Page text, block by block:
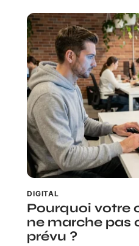
DIGITAL
Pourquoi votre
ne marche pas
prévu ?